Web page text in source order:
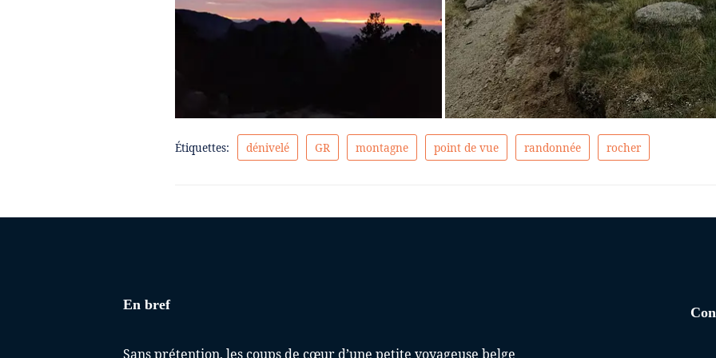
Étiquettes: dénivelé GR montagne point de vue randonnée rocher
En bref
Sans prétention, les coups de cœur d’une petite voyageuse belge